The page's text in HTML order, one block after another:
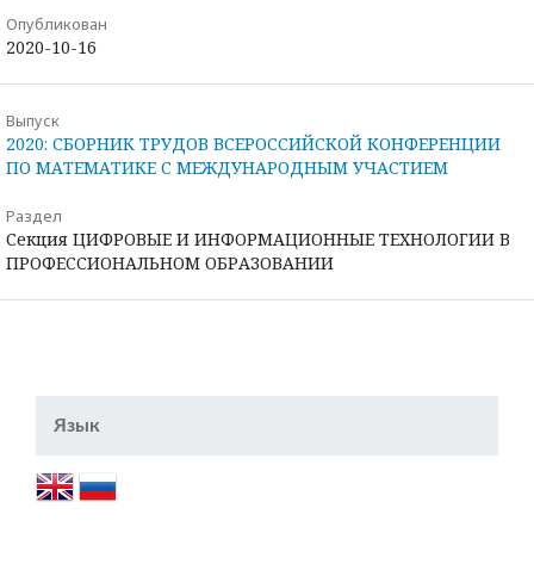
Опубликован
2020-10-16
Выпуск
2020: СБОРНИК ТРУДОВ ВСЕРОССИЙСКОЙ КОНФЕРЕНЦИИ
ПО МАТЕМАТИКЕ С МЕЖДУНАРОДНЫМ УЧАСТИЕМ
Раздел
Секция ЦИФРОВЫЕ И ИНФОРМАЦИОННЫЕ ТЕХНОЛОГИИ В
ПРОФЕССИОНАЛЬНОМ ОБРАЗОВАНИИ
Язык